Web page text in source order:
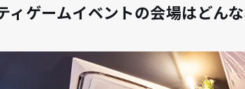
ィゲームイベントの会場はどん